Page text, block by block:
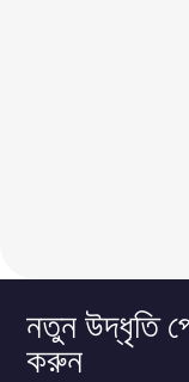
নতুন উদ্ধৃতি
করুন